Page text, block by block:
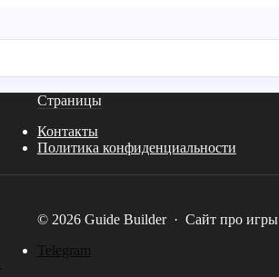
Страницы
Контакты
Политика конфиденциальности
© 2026 Guide Builder· Сайт про игры
Telegram